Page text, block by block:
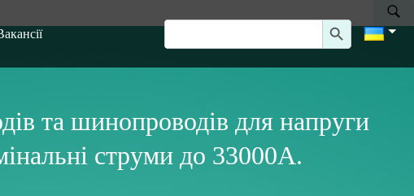
Search
Search Button
та шинопроводів для напруги
струми до 33000А.